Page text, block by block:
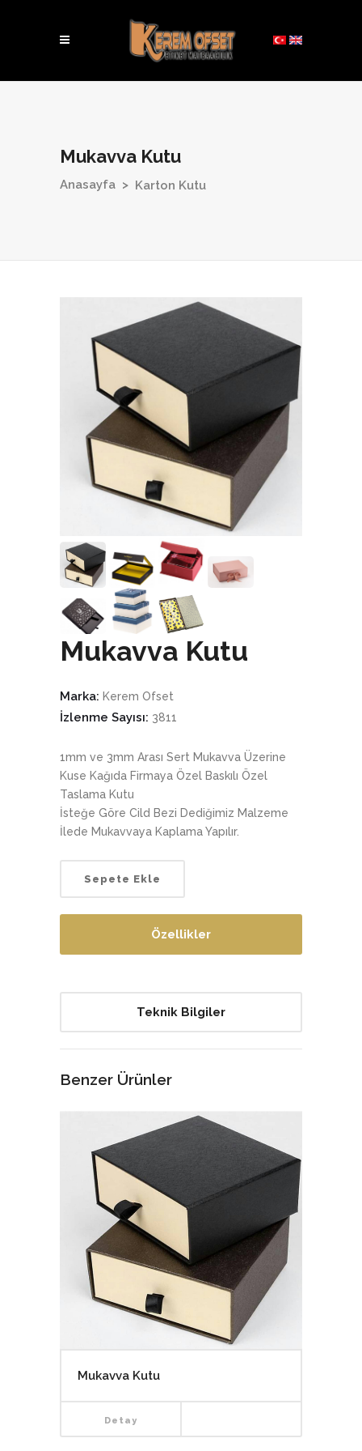
Mukavva Kutu
Anasayfa > Karton Kutu
Mukavva Kutu
Marka: Kerem Ofset
İzlenme Sayısı: 3811
1mm ve 3mm Arası Sert Mukavva Üzerine
Kuse Kağıda Firmaya Özel Baskılı Özel
Taslama Kutu
İsteğe Göre Cild Bezi Dediğimiz Malzeme
İlede Mukavvaya Kaplama Yapılır.
Özellikler
Teknik Bilgiler
Benzer Ürünler
Mukavva Kutu
Detay